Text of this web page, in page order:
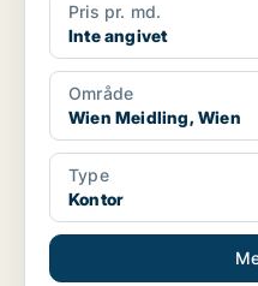
Pris pr. md.
Inte angivet
Område
Wien Meidling, Wien
Type
Kontor